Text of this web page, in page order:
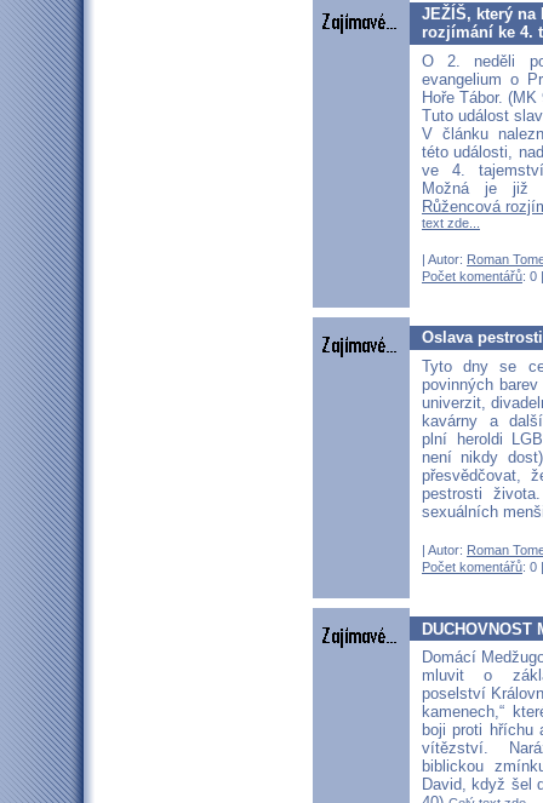
JEŽÍŠ, který
rozjímání ke 4.
O 2. neděli
evangelium o
Hoře Tábor.
Tuto událost
V článku
této události,
ve 4.
Možná je již
Růžencová
text zde...
| Autor: Roman
Počet komentářů: 0
Oslava
Tyto dny se
povinných
univerzit,
kavárny a
plní heroldi
není nikdy
přesvědčovat,
pestrosti
sexuálních
| Autor: Roman
Počet komentářů: 0
DUCHOVNOST
Domácí
mluvit o
poselství
kamenech,“
boji proti
vítězství.
biblickou
David, když šel